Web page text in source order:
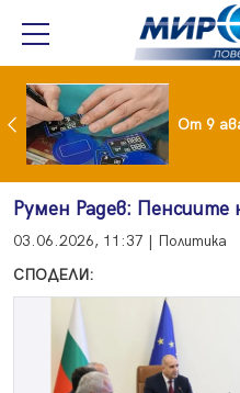
Проект за изграждане на 13-етажна "мегаджамия" разгневи жителите на Лондон
Румен Радев: Пенсиите
03.06.2026, 11:37 | Политика
СПОДЕЛИ: